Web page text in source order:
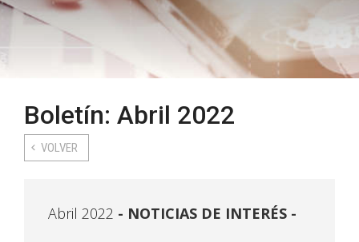
Boletín: Abril 2022
VOLVER
Abril 2022 NOTICIAS DE INTERÉS -